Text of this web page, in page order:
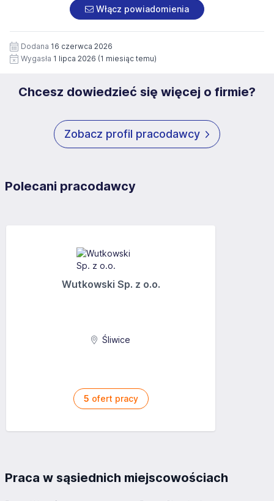
pod numerem 33 816 64 09 lub pisemnie na adres
siedziby administratora.
https://www.workprofit.pl/klauzula-informacyjna.html
załączonych dokumentach aplikacyjnych (w tym
wizerunku), na potrzeby przyszłych rekrutacji przez okres
12 miesięcy. Zgoda jest dobrowolna i może być w każdym
czasie wycofana.
Włącz powiadomienia
Dodana 16 czerwca 2026
Wygasła 1 lipca 2026 (1 miesiąc temu)
Chcesz dowiedzieć się więcej o firmie?
Zobacz profil pracodawcy
Polecani pracodawcy
Wutkowski Sp. z o.o.
Śliwice
5 ofert pracy
Praca w sąsiednich miejscowościach